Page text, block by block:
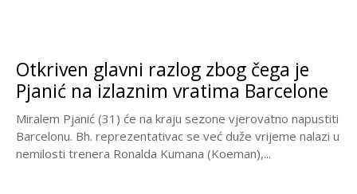
Otkriven glavni razlog zbog čega je
Pjanić na izlaznim vratima Barcelone
Miralem Pjanić (31) će na kraju sezone vjerovatno napustiti
Barcelonu. Bh. reprezentativac se već duže vrijeme nalazi u
nemilosti trenera Ronalda Kumana (Koeman),...